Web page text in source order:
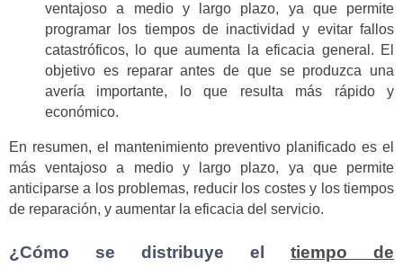
ventajoso a medio y largo plazo, ya que permite
programar los tiempos de inactividad y evitar fallos
catastróficos, lo que aumenta la eficacia general. El
objetivo es reparar antes de que se produzca una
avería importante, lo que resulta más rápido y
económico.
En resumen, el mantenimiento preventivo planificado es el
más ventajoso a medio y largo plazo, ya que permite
anticiparse a los problemas, reducir los costes y los tiempos
de reparación, y aumentar la eficacia del servicio.
¿Cómo se distribuye el tiempo de